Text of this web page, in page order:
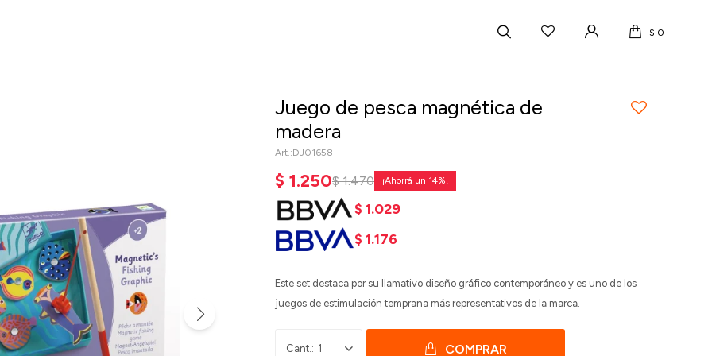
$ 0
Juego de pesca magnética de
madera
DJ01658
$ 1.250$ 1.470 14
$ 1.029
$ 1.176
Este set destaca por su llamativo diseño gráfico contemporáneo y es uno de los
juegos de estimulación temprana más representativos de la marca.
1 COMPRAR